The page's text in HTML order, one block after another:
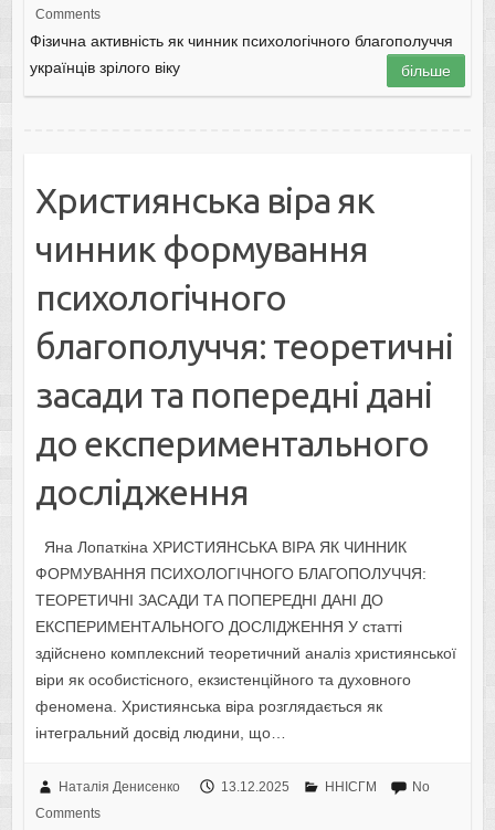
Comments
Фізична активність як чинник психологічного благополуччя
українців зрілого віку
більше
Християнська віра як
чинник формування
психологічного
благополуччя: теоретичні
засади та попередні дані
до експериментального
дослідження
Яна Лопаткіна ХРИСТИЯНСЬКА ВІРА ЯК ЧИННИК
ФОРМУВАННЯ ПСИХОЛОГІЧНОГО БЛАГОПОЛУЧЧЯ:
ТЕОРЕТИЧНІ ЗАСАДИ ТА ПОПЕРЕДНІ ДАНІ ДО
ЕКСПЕРИМЕНТАЛЬНОГО ДОСЛІДЖЕННЯ У статті
здійснено комплексний теоретичний аналіз християнської
віри як особистісного, екзистенційного та духовного
феномена. Християнська віра розглядається як
інтегральний досвід людини, що…
Наталія Денисенко 13.12.2025 ННІСГМ
No
Comments